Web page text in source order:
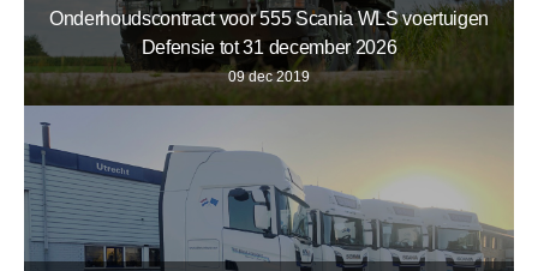
Onderhoudscontract voor 555 Scania WLS voertuigen
Defensie tot 31 december 2026
09 dec 2019